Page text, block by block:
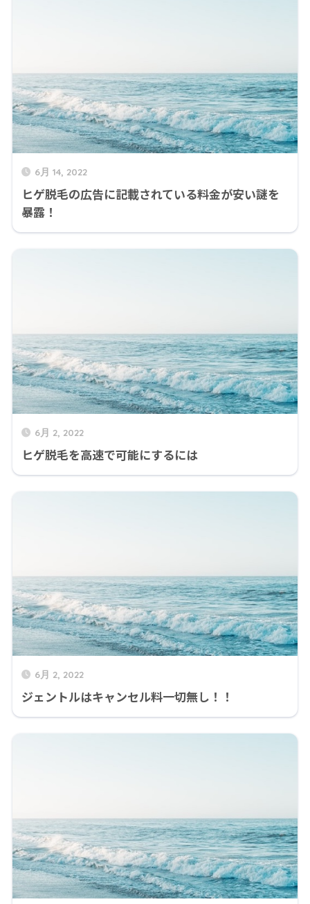
6月 14, 2022
ヒゲ脱毛の広告に記載されている料金が安い謎を
暴露！
6月 2, 2022
ヒゲ脱毛を高速で可能にするには
6月 2, 2022
ジェントルはキャンセル料一切無し！！